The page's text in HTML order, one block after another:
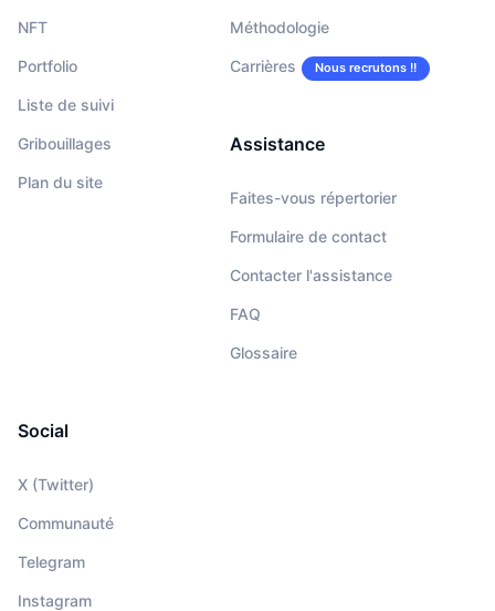
NFT
Portfolio
Liste de suivi
Gribouillages
Plan du site
Méthodologie
Carrières Nous recrutons !!
Assistance
Faites-vous répertorier
Formulaire de contact
Contacter l'assistance
FAQ
Glossaire
Social
X (Twitter)
Communauté
Telegram
Instagram